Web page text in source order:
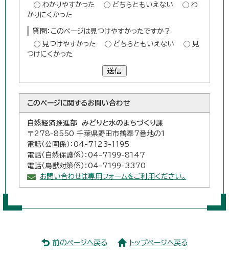
わかりやすかった
どちらともいえない
わ
かりにくかった
質問：このページは見つけやすかったですか？
見つけやすかった
どちらともいえない
見
つけにくかった
送信
このページに関するお問い合わせ
自然経済推進部 みどりと水のまちづくり課
〒278-8550 千葉県野田市鶴奉7番地の1
電話（公園係）：04-7123-1195
電話（自然保護係）：04-7199-8147
電話（鳥獣対策係）：04-7199-3370
お問い合わせは専用フォームをご利用ください。
前のページへ戻る トップページへ戻る